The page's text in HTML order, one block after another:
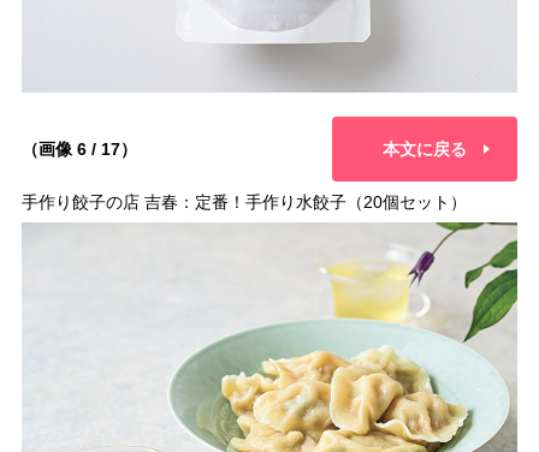
（画像 6 / 17） 本文に戻る
手作り餃子の店 吉春：定番！手作り水餃子（20個セット）